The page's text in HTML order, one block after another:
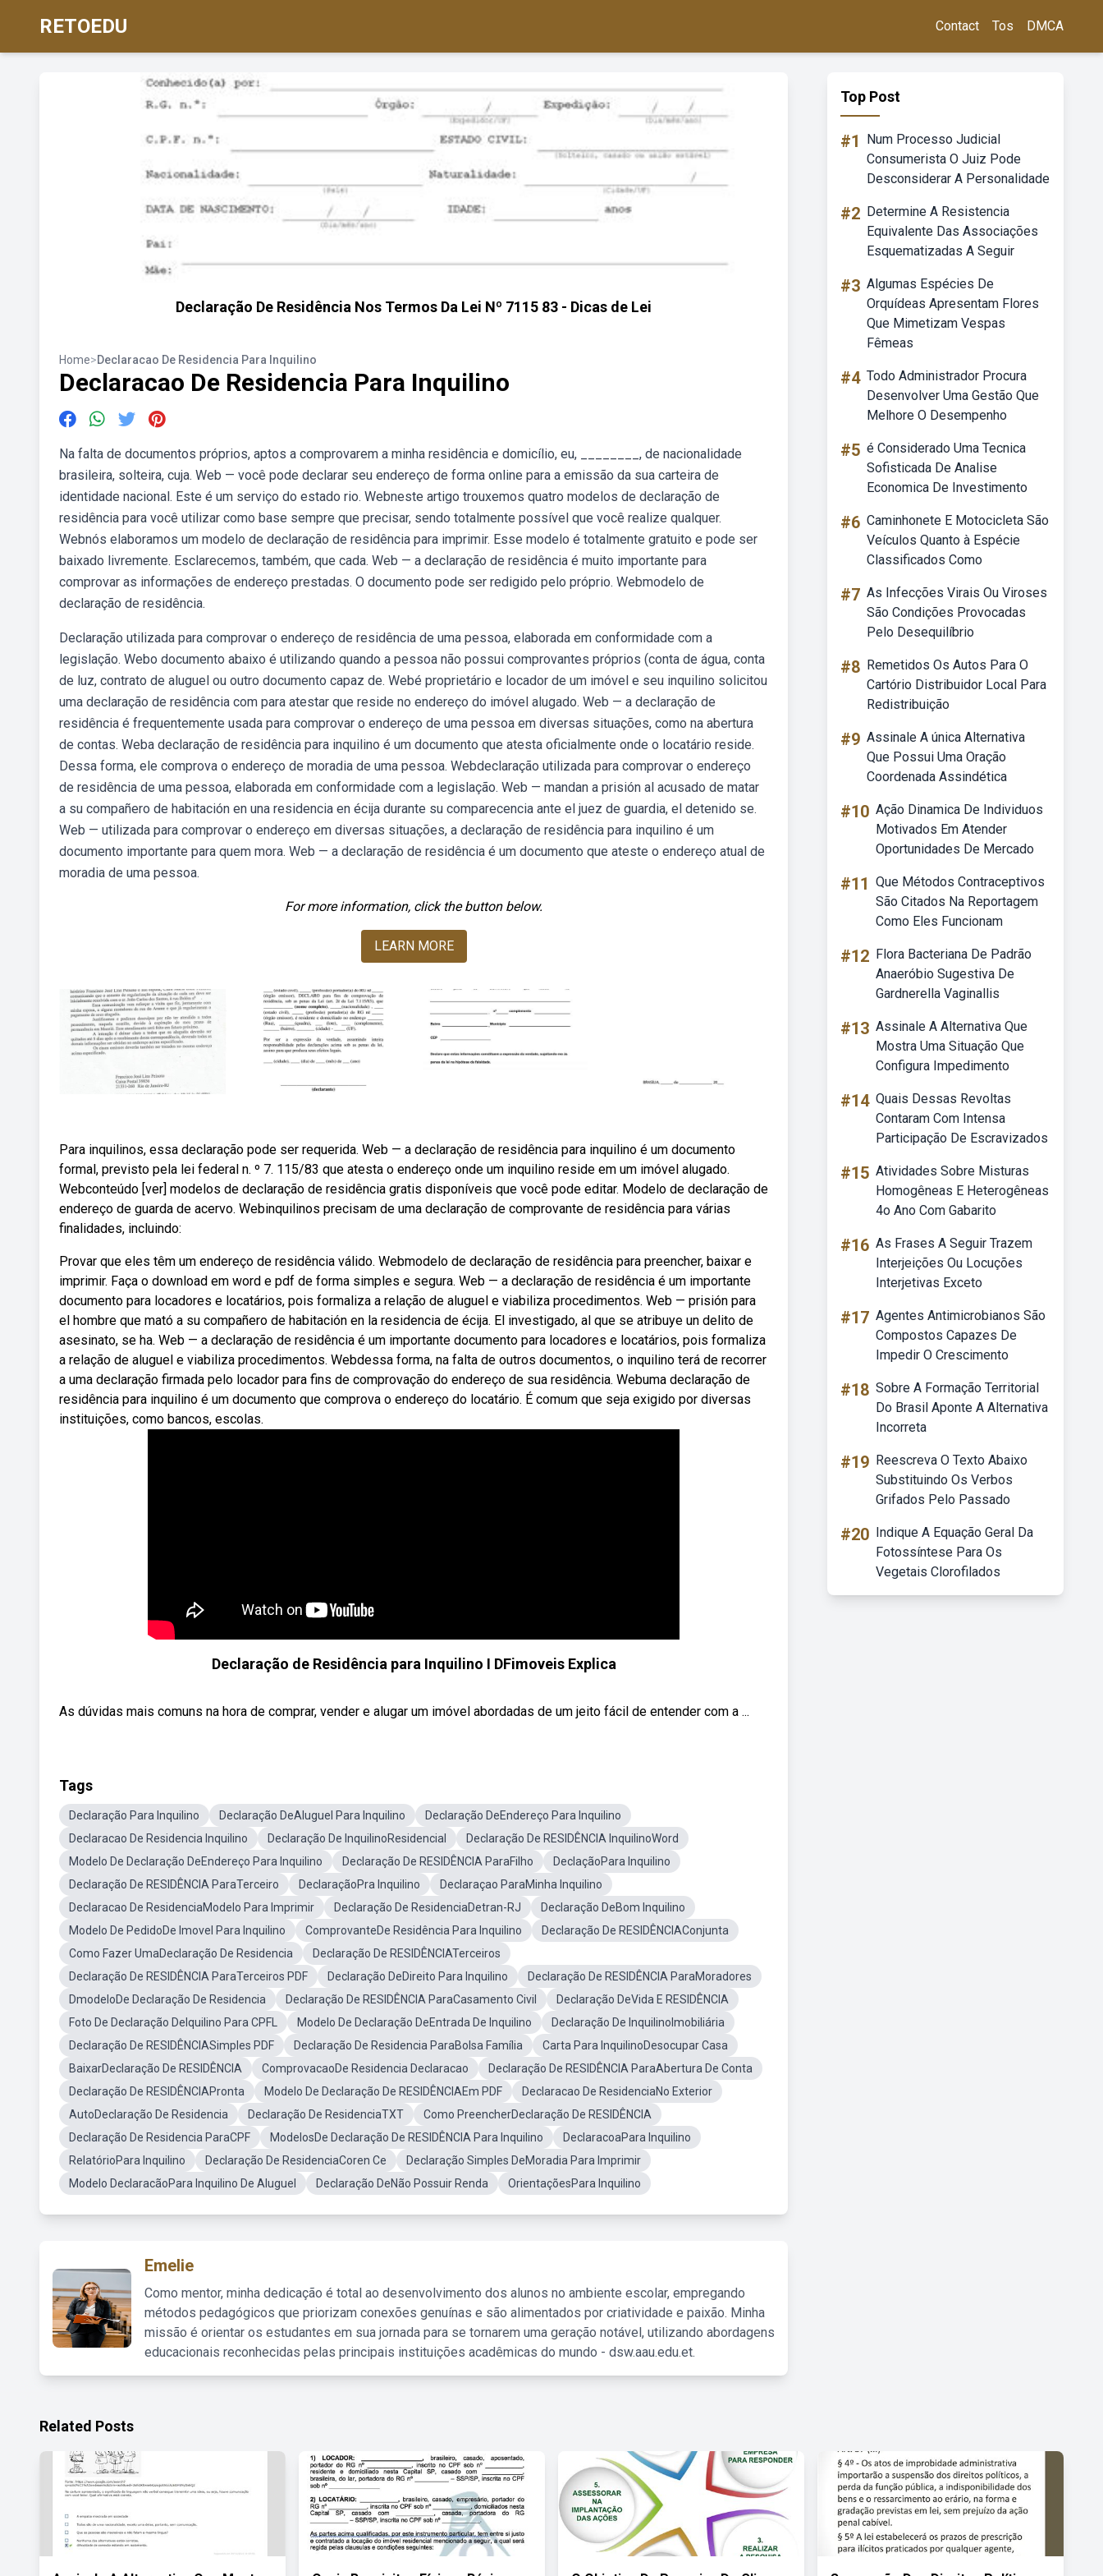
RETOEDU Contact Tos DMCA
Declaração De Residência Nos Termos Da Lei Nº 7115 83 - Dicas de Lei
Home>Declaracao De Residencia Para Inquilino
Declaracao De Residencia Para Inquilino
Na falta de documentos próprios, aptos a comprovarem a minha residência e domicílio, eu, ________, de nacionalidade
brasileira, solteira, cuja. Web — você pode declarar seu endereço de forma online para a emissão da sua carteira de
identidade nacional. Este é um serviço do estado rio. Webneste artigo trouxemos quatro modelos de declaração de
residência para você utilizar como base sempre que precisar, sendo totalmente possível que você realize qualquer.
Webnós elaboramos um modelo de declaração de residência para imprimir. Esse modelo é totalmente gratuito e pode ser
baixado livremente. Esclarecemos, também, que cada. Web — a declaração de residência é muito importante para
comprovar as informações de endereço prestadas. O documento pode ser redigido pelo próprio. Webmodelo de
declaração de residência.
Declaração utilizada para comprovar o endereço de residência de uma pessoa, elaborada em conformidade com a
legislação. Webo documento abaixo é utilizando quando a pessoa não possui comprovantes próprios (conta de água, conta
de luz, contrato de aluguel ou outro documento capaz de. Webé proprietário e locador de um imóvel e seu inquilino solicitou
uma declaração de residência com para atestar que reside no endereço do imóvel alugado. Web — a declaração de
residência é frequentemente usada para comprovar o endereço de uma pessoa em diversas situações, como na abertura
de contas. Weba declaração de residência para inquilino é um documento que atesta oficialmente onde o locatário reside.
Dessa forma, ele comprova o endereço de moradia de uma pessoa. Webdeclaração utilizada para comprovar o endereço
de residência de uma pessoa, elaborada em conformidade com a legislação. Web — mandan a prisión al acusado de matar
a su compañero de habitación en una residencia en écija durante su comparecencia ante el juez de guardia, el detenido se.
Web — utilizada para comprovar o endereço em diversas situações, a declaração de residência para inquilino é um
documento importante para quem mora. Web — a declaração de residência é um documento que ateste o endereço atual de
moradia de uma pessoa.
For more information, click the button below.
LEARN MORE
Para inquilinos, essa declaração pode ser requerida. Web — a declaração de residência para inquilino é um documento
formal, previsto pela lei federal n. º 7. 115/83 que atesta o endereço onde um inquilino reside em um imóvel alugado.
Webconteúdo [ver] modelos de declaração de residência gratis disponíveis que você pode editar. Modelo de declaração de
endereço de guarda de acervo. Webinquilinos precisam de uma declaração de comprovante de residência para várias
finalidades, incluindo:
Provar que eles têm um endereço de residência válido. Webmodelo de declaração de residência para preencher, baixar e
imprimir. Faça o download em word e pdf de forma simples e segura. Web — a declaração de residência é um importante
documento para locadores e locatários, pois formaliza a relação de aluguel e viabiliza procedimentos. Web — prisión para
el hombre que mató a su compañero de habitación en la residencia de écija. El investigado, al que se atribuye un delito de
asesinato, se ha. Web — a declaração de residência é um importante documento para locadores e locatários, pois formaliza
a relação de aluguel e viabiliza procedimentos. Webdessa forma, na falta de outros documentos, o inquilino terá de recorrer
a uma declaração firmada pelo locador para fins de comprovação do endereço de sua residência. Webuma declaração de
residência para inquilino é um documento que comprova o endereço do locatário. É comum que seja exigido por diversas
instituições, como bancos, escolas.
Declaração de Residência para Inquilino I DFimoveis Explica
As dúvidas mais comuns na hora de comprar, vender e alugar um imóvel abordadas de um jeito fácil de entender com a ...
Tags
Declaração Para Inquilino Declaração DeAluguel Para Inquilino
Declaração DeEndereço Para Inquilino
Declaracao De Residencia Inquilino
Declaração De InquilinoResidencial
Declaração De RESIDÊNCIA InquilinoWord
Modelo De Declaração DeEndereço Para Inquilino
Declaração De RESIDÊNCIA ParaFilho
DeclaçãoPara Inquilino
Declaração De RESIDÊNCIA ParaTerceiro
DeclaraçãoPra Inquilino
Declaraçao ParaMinha Inquilino
Declaracao De ResidenciaModelo Para Imprimir
Declaração De ResidenciaDetran-RJ
Declaração DeBom Inquilino
Modelo De PedidoDe Imovel Para Inquilino
ComprovanteDe Residência Para Inquilino
Declaração De RESIDÊNCIAConjunta
Como Fazer UmaDeclaração De Residencia
Declaração De RESIDÊNCIATerceiros
Declaração De RESIDÊNCIA ParaTerceiros PDF
Declaração DeDireito Para Inquilino
Declaração De RESIDÊNCIA ParaMoradores
DmodeloDe Declaração De Residencia
Declaração De RESIDÊNCIA ParaCasamento Civil
Declaração DeVida E RESIDÊNCIA
Foto De Declaração DeIquilino Para CPFL
Modelo De Declaração DeEntrada De Inquilino
Declaração De InquilinoImobiliária
Declaração De RESIDÊNCIASimples PDF
Declaração De Residencia ParaBolsa Família
Carta Para InquilinoDesocupar Casa
BaixarDeclaração De RESIDÊNCIA
ComprovacaoDe Residencia Declaracao
Declaração De RESIDÊNCIA ParaAbertura De Conta
Declaração De RESIDÊNCIAPronta
Modelo De Declaração De RESIDÊNCIAEm PDF
Declaracao De ResidenciaNo Exterior
AutoDeclaração De Residencia
Declaração De ResidenciaTXT
Como PreencherDeclaração De RESIDÊNCIA
Declaração De Residencia ParaCPF
ModelosDe Declaração De RESIDÊNCIA Para Inquilino
DeclaracoaPara Inquilino
RelatórioPara Inquilino
Declaração De ResidenciaCoren Ce
Declaração Simples DeMoradia Para Imprimir
Modelo DeclaracãoPara Inquilino De Aluguel
Declaração DeNão Possuir Renda OrientaçõesPara Inquilino
Emelie
Como mentor, minha dedicação é total ao desenvolvimento dos alunos no ambiente escolar, empregando
métodos pedagógicos que priorizam conexões genuínas e são alimentados por criatividade e paixão. Minha
missão é orientar os estudantes em sua jornada para se tornarem uma geração notável, utilizando abordagens
educacionais reconhecidas pelas principais instituições acadêmicas do mundo - dsw.aau.edu.et.
Top Post
#1
Num Processo Judicial
Consumerista O Juiz Pode
Desconsiderar A Personalidade
#2 Determine A Resistencia
Equivalente Das Associações
Esquematizadas A Seguir
#3 Algumas Espécies De
Orquídeas Apresentam Flores
Que Mimetizam Vespas
Fêmeas
#4 Todo Administrador Procura
Desenvolver Uma Gestão Que
Melhore O Desempenho
#5 é Considerado Uma Tecnica
Sofisticada De Analise
Economica De Investimento
#6 Caminhonete E Motocicleta São
Veículos Quanto à Espécie
Classificados Como
#7 As Infecções Virais Ou Viroses
São Condições Provocadas
Pelo Desequilíbrio
#8 Remetidos Os Autos Para O
Cartório Distribuidor Local Para
Redistribuição
#9 Assinale A única Alternativa
Que Possui Uma Oração
Coordenada Assindética
#10 Ação Dinamica De Individuos
Motivados Em Atender
Oportunidades De Mercado
#11 Que Métodos Contraceptivos
São Citados Na Reportagem
Como Eles Funcionam
#12 Flora Bacteriana De Padrão
Anaeróbio Sugestiva De
Gardnerella Vaginallis
#13 Assinale A Alternativa Que
Mostra Uma Situação Que
Configura Impedimento
#14 Quais Dessas Revoltas
Contaram Com Intensa
Participação De Escravizados
#15 Atividades Sobre Misturas
Homogêneas E Heterogêneas
4o Ano Com Gabarito
#16 As Frases A Seguir Trazem
Interjeições Ou Locuções
Interjetivas Exceto
#17 Agentes Antimicrobianos São
Compostos Capazes De
Impedir O Crescimento
#18 Sobre A Formação Territorial
Do Brasil Aponte A Alternativa
Incorreta
#19 Reescreva O Texto Abaixo
Substituindo Os Verbos
Grifados Pelo Passado
#20 Indique A Equação Geral Da
Fotossíntese Para Os
Vegetais Clorofilados
Related Posts